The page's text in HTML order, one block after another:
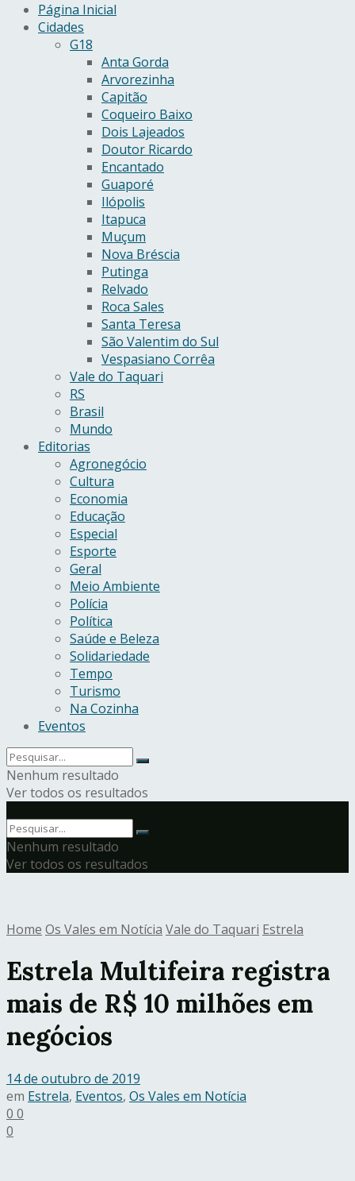
Página Inicial
Cidades
G18
Anta Gorda
Arvorezinha
Capitão
Coqueiro Baixo
Dois Lajeados
Doutor Ricardo
Encantado
Guaporé
Ilópolis
Itapuca
Muçum
Nova Bréscia
Putinga
Relvado
Roca Sales
Santa Teresa
São Valentim do Sul
Vespasiano Corrêa
Vale do Taquari
RS
Brasil
Mundo
Editorias
Agronegócio
Cultura
Economia
Educação
Especial
Esporte
Geral
Meio Ambiente
Polícia
Política
Saúde e Beleza
Solidariedade
Tempo
Turismo
Na Cozinha
Eventos
Nenhum resultado
Ver todos os resultados
Nenhum resultado
Ver todos os resultados
Home Os Vales em Notícia Vale do Taquari Estrela
Estrela Multifeira registra
mais de R$ 10 milhões em
negócios
14 de outubro de 2019
em Estrela, Eventos, Os Vales em Notícia
0 0
0